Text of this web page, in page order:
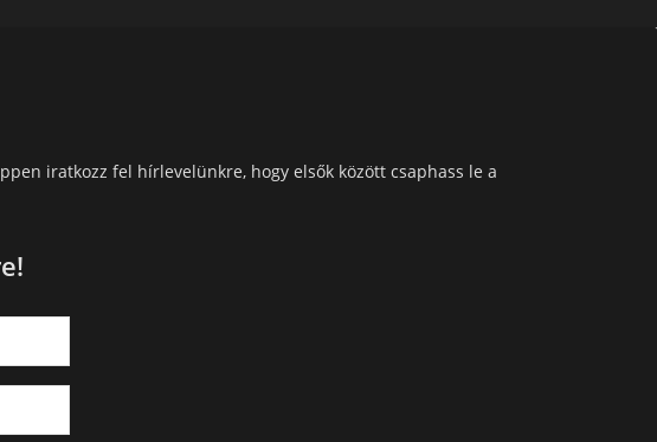
iratkozz fel hírlevelünkre, hogy elsők között csaphass le a